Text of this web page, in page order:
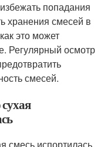
попадания
хранения смесей в
это может
Регулярный осмотр
смесей.